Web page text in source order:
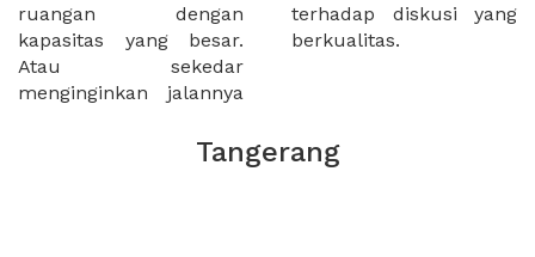
ruangan dengan
kapasitas yang besar.
Atau sekedar
menginginkan jalannya
terhadap diskusi yang
berkualitas.
Tangerang